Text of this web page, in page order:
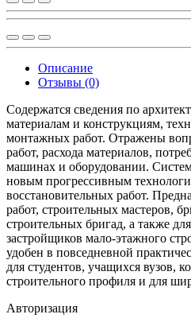
Описание
Отзывы (0)
Содержатся сведения по
материалам и конструкциям,
монтажных работ. Отражены
работ, расхода материалов,
машинах и оборудовании.
новым прогрессивным
восстановительных работ.
работ, строительных мастеров,
строительных бригад, а также
застройщиков мало-этажного
удобен в повседневной
для студентов, учащихся вузов,
строительного профиля и для
Авторизация